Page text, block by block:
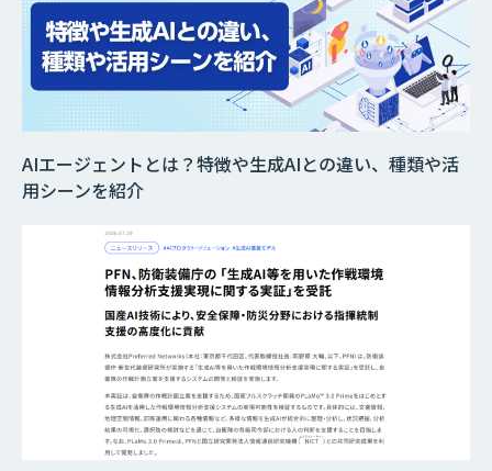
AIエージェントとは？特徴や生成AIとの違い、種類や活
用シーンを紹介